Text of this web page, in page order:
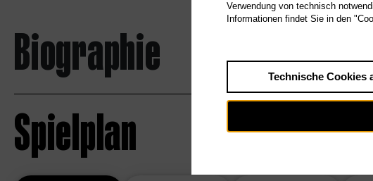
Biographie
Spielplan
Verwendung von technisch
Informationen findet Sie in den
Technische Cookies